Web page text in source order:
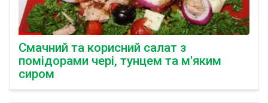
Смачний та корисний салат з
помідорами чері, тунцем та м'яким
сиром